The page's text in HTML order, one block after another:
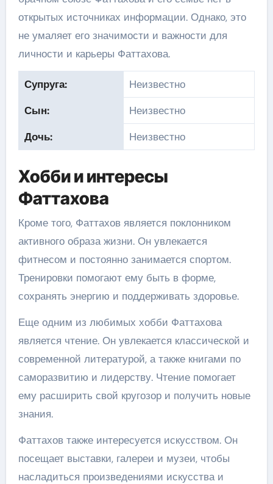
открытых источниках информации. Однако, это
не умаляет его значимости и важности для
личности и карьеры Фаттахова.
Супруга:
Неизвестно
Сын:
Неизвестно
Дочь:
Неизвестно
Хобби и интересы
Фаттахова
Кроме того, Фаттахов является поклонником
активного образа жизни. Он увлекается
фитнесом и постоянно занимается спортом.
Тренировки помогают ему быть в форме,
сохранять энергию и поддерживать здоровье.
Еще одним из любимых хобби Фаттахова
является чтение. Он увлекается классической и
современной литературой, а также книгами по
саморазвитию и лидерству. Чтение помогает
ему расширить свой кругозор и получить новые
знания.
Фаттахов также интересуется искусством. Он
посещает выставки, галереи и музеи, чтобы
насладиться произведениями искусства и